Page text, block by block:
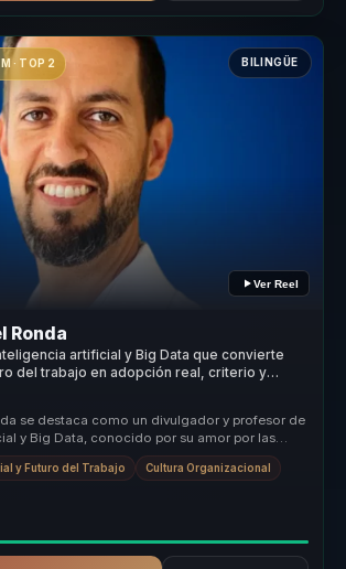
· TOP 2 BILINGÜE
Ver Reel
Ronda
artificial y Big Data que convierte
del trabajo en adopción real, criterio y
se destaca como un divulgador y profesor de
y Big Data, conocido por su amor por las
y Futuro del Trabajo Cultura Organizacional